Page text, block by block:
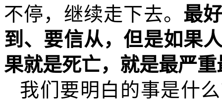
不停，继续走下去。 最
到、要信从，但是如果
果就是死亡，就是最严
我们要明白的事是什